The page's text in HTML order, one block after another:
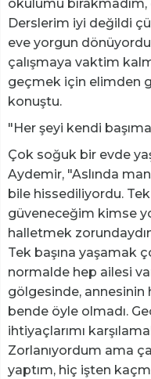
okulumu
Derslerim iyi değildi
eve yorgun
çalışmaya vaktim
geçmek için elimden
konuştu.
"Her şeyi kendi
Çok soğuk bir evde
Aydemir, "Aslında
bile hissediliyordu.
güveneceğim kimse
halletmek
Tek başına yaşamak
normalde hep ailesi
gölgesinde,
bende öyle olmadı.
ihtiyaçlarımı
Zorlanıyordum ama
yaptım, hiç işten